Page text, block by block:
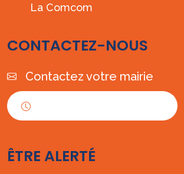
La Comcom
CONTACTEZ-NOUS
Contactez votre mairie
ÊTRE ALERTÉ